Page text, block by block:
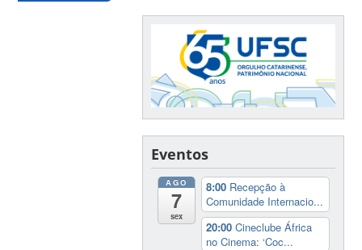
Eventos
AGO
7
sex
8:00 Recepção à
Comunidade Internacio...
20:00Cineclube África
no Cinema: ‘Coc...